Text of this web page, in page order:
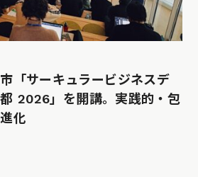
市「サーキュラービジネスデ
2026」を開講。実践的・包
化